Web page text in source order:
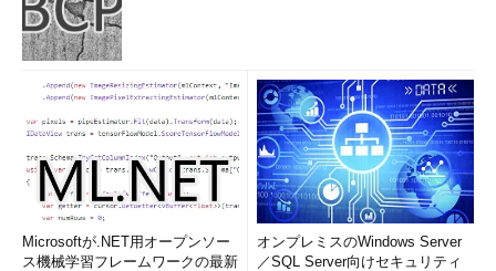
Microsoftが.NET用オープンソー
ス機械学習フレームワークの最新
オンプレミスのWindows Server
／SQL Server向けセキュリティ